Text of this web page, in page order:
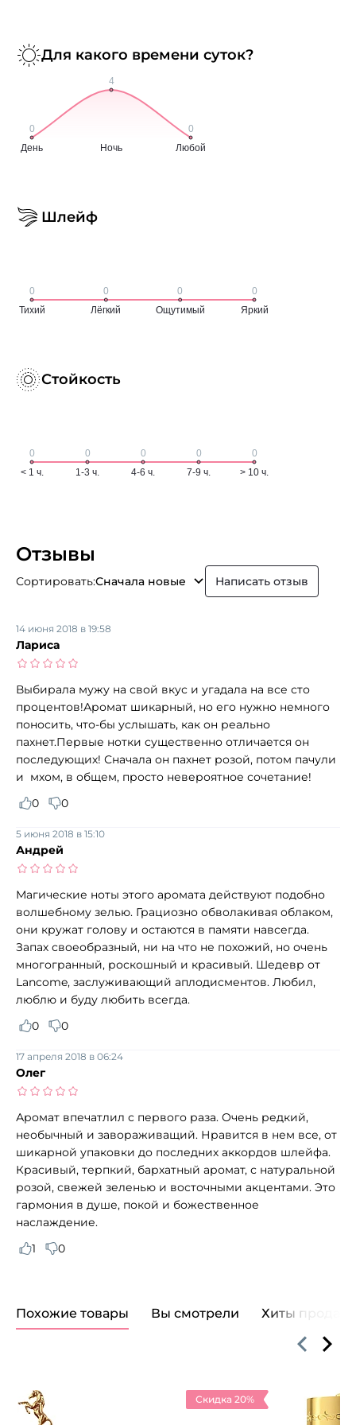
Для какого времени суток?
Шлейф
Стойкость
Отзывы
Сортировать:Сначала новые Написать отзыв
Лариса
14 июня 2018 в 19:58
Выбирала мужу на свой вкус и угадала на все сто
процентов!Аромат шикарный, но его нужно немного
поносить, что-бы услышать, как он реально
пахнет.Первые нотки существенно отличается он
последующих! Сначала он пахнет розой, потом пачули
и мхом, в общем, просто невероятное сочетание!
0
0
Андрей
5 июня 2018 в 15:10
Магические ноты этого аромата действуют подобно
волшебному зелью. Грациозно обволакивая облаком,
они кружат голову и остаются в памяти навсегда.
Запах своеобразный, ни на что не похожий, но очень
многогранный, роскошный и красивый. Шедевр от
Lancome, заслуживающий аплодисментов. Любил,
люблю и буду любить всегда.
0
0
Олег
17 апреля 2018 в 06:24
Аромат впечатлил с первого раза. Очень редкий,
необычный и завораживащий. Нравится в нем все, от
шикарной упаковки до последних аккордов шлейфа.
Красивый, терпкий, бархатный аромат, с натуральной
розой, свежей зеленью и восточными акцентами. Это
гармония в душе, покой и божественное
наслаждение.
1
0
Похожие товары Вы смотрели Хиты продаж
Скидка 20%